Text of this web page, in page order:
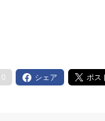
0 シェア ポス